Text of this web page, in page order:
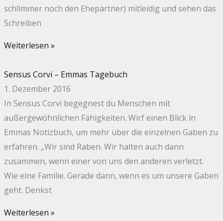
schlimmer noch den Ehepartner) mitleidig und sehen das
Schreiben
Weiterlesen »
Sensus Corvi – Emmas Tagebuch
1. Dezember 2016
In Sensus Corvi begegnest du Menschen mit
außergewöhnlichen Fähigkeiten. Wirf einen Blick in
Emmas Notizbuch, um mehr über die einzelnen Gaben zu
erfahren. „Wir sind Raben. Wir halten auch dann
zusammen, wenn einer von uns den anderen verletzt.
Wie eine Familie. Gerade dann, wenn es um unsere Gaben
geht. Denkst
Weiterlesen »